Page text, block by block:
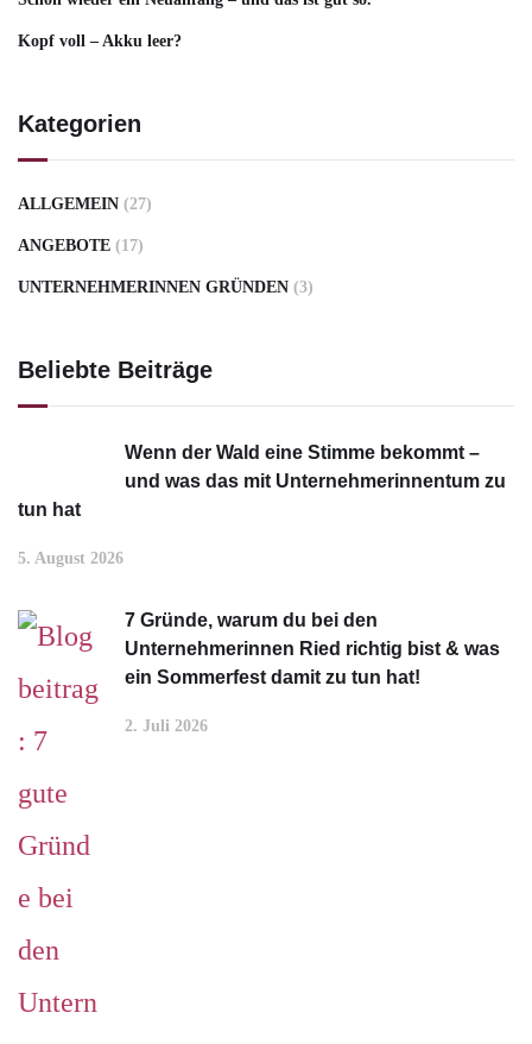
Kopf voll – Akku leer?
Kategorien
ALLGEMEIN (27)
ANGEBOTE (17)
UNTERNEHMERINNEN GRÜNDEN (3)
Beliebte Beiträge
Wenn der Wald eine Stimme bekommt –
und was das mit Unternehmerinnentum zu
tun hat
5. August 2026
7 Gründe, warum du bei den
Unternehmerinnen Ried richtig bist & was
ein Sommerfest damit zu tun hat!
2. Juli 2026